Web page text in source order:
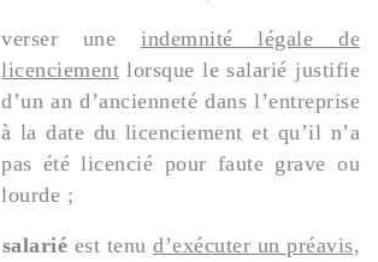
verser une indemnité légale de
licenciement lorsque le salarié justifie
d’un an d’ancienneté dans l’entreprise
à la date du licenciement et qu’il n’a
pas été licencié pour faute grave ou
lourde ;
salarié est tenu d’exécuter un préavis,